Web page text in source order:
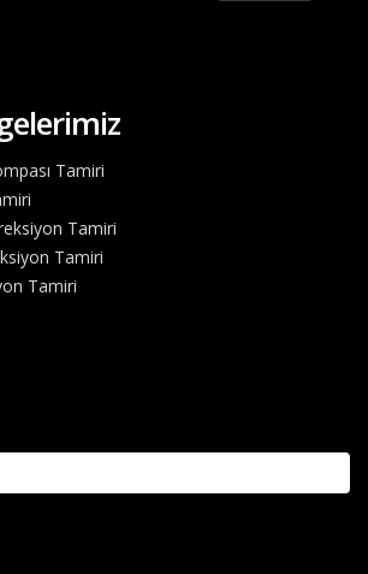
Tamiri
Tamiri
Tamiri
Tamiri